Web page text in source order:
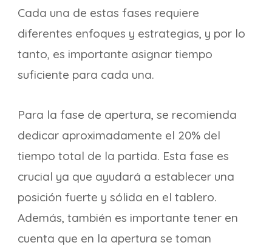
Cada una de estas fases requiere
diferentes enfoques y estrategias, y por lo
tanto, es importante asignar tiempo
suficiente para cada una.
Para la fase de apertura, se recomienda
dedicar aproximadamente el 20% del
tiempo total de la partida. Esta fase es
crucial ya que ayudará a establecer una
posición fuerte y sólida en el tablero.
Además, también es importante tener en
cuenta que en la apertura se toman